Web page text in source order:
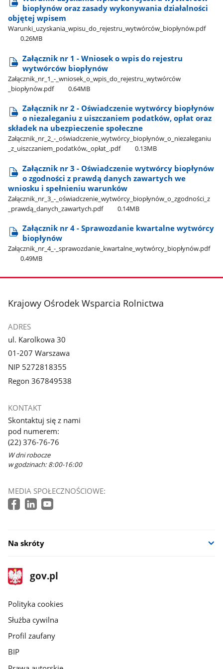
biopłynów oraz zasady wykonywania działalności
objętej wpisem
Warunki​_uzyskania​_wpisu​_do​_rejestru​_wytwórców​_biopłynów.pdf
0.26MB
Załącznik nr 1 - Wniosek o wpis do rejestru
wytwórców biopłynów
Załącznik​_nr​_1​_-​_wniosek​_o​_wpis​_do​_rejestru​_wytwórców​
_biopłynów.pdf
0.64MB
Załącznik nr 2 - Oświadczenie wytwórcy biopłynów
o niezaleganiu z uiszczaniem podatków, opłat oraz
składek na ubezpieczenie społeczne
Załącznik​_nr​_2​_-​_oświadczenie​_wytwórcy​_biopłynów​_o​_niezaleganiu​
_z​_uiszczaniem​_podatków,​_opłat​_.pdf
0.13MB
Załącznik nr 3 - Oświadczenie wytwórcy biopłynów
o zgodności z prawdą danych zawartych we
wniosku i spełnieniu warunków
Załącznik​_nr​_3​_-​_oświadczenie​_wytwórcy​_biopłynów​_o​_zgodności​_z​
_prawdą​_danych​_zawartych.pdf
0.14MB
Załącznik nr 4 - Sprawozdanie kwartalne wytwórcy
biopłynów
Załącznik​_nr​_4​_-​_sprawozdanie​_kwartalne​_wytwórcy​_biopłynów.pdf
0.49MB
stopka
Krajowy Ośrodek Wsparcia Rolnictwa
ADRES
ul. Karolkowa 30
01-207 Warszawa
NIP 5272818355
Regon 367849538
KONTAKT
Skontaktuj się z nami
pod numerem:
(22) 376-76-76
W dni robocze
w godzinach: 8:00-16:00
MEDIA SPOŁECZNOŚCIOWE:
Na skróty
stopka
gov.pl
Strona
gov.pl
gov.pl
Polityka cookies
Służba cywilna
Profil zaufany
BIP